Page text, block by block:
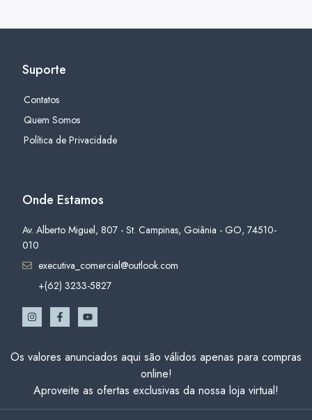
Suporte
Contatos
Quem Somos
Política de Privacidade
Onde Estamos
Av. Alberto Miguel, 807 - St. Campinas, Goiânia - GO, 74510-
010
executiva_comercial@outlook.com
+(62) 3233-5827
Os valores anunciados aqui são válidos apenas para compras
online!
Aproveite as ofertas exclusivas da nossa loja virtual!